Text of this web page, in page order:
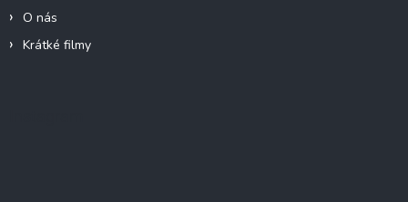
O nás
Krátké filmy